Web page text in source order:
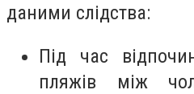
даними слідства:
Під час
пляжів між